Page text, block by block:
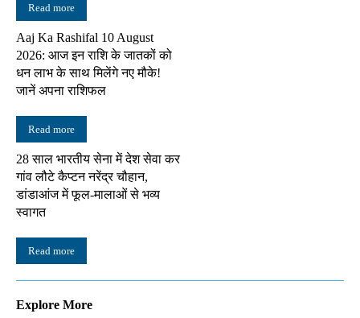
Read more
Aaj Ka Rashifal 10 August
2026: आज इन राशि के जातकों को
धन लाभ के साथ मिलेंगे नए मौके!
जानें अपना राशिफल
Read more
28 साल भारतीय सेना में देश सेवा कर
गांव लौटे कैप्टन नरेंद्र चौहान,
डांडाआंज में फूल-मालाओं से भव्य
स्वागत
Read more
Explore More